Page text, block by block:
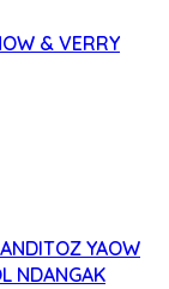
& VERRY
YAOW
NDANGAK